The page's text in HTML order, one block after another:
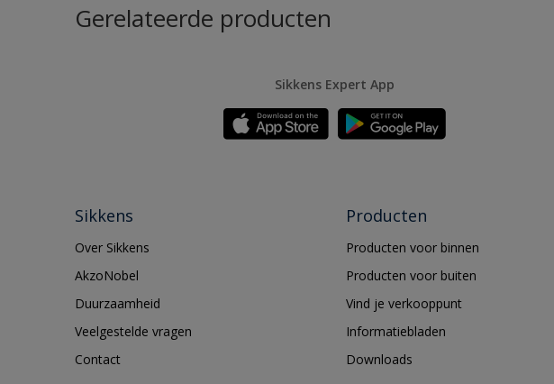
Gerelateerde producten
Sikkens Expert App
Sikkens
Over Sikkens
AkzoNobel
Duurzaamheid
Veelgestelde vragen
Contact
Producten
Producten voor binnen
Producten voor buiten
Vind je verkooppunt
Informatiebladen
Downloads